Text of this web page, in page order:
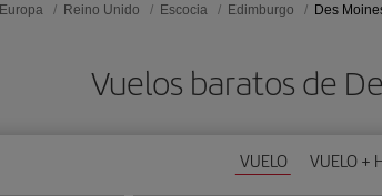
Europa Reino Unido Escocia Edimburgo Des
Vuelos baratos de
VUELO VUELO +